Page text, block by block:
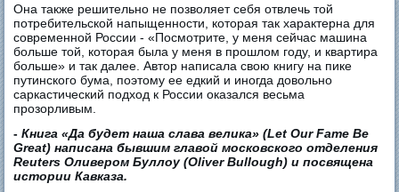
Она также решительно не позволяет себя отвлечь той
потребительской напыщенности, которая так характерна для
современной России - «Посмотрите, у меня сейчас машина
больше той, которая была у меня в прошлом году, и квартира
больше» и так далее. Автор написала свою книгу на пике
путинского бума, поэтому ее едкий и иногда довольно
саркастический подход к России оказался весьма
прозорливым.
-Книга «Да будет наша слава велика» (Let Our Fame Be
Great) написана бывшим главой московского отделения
Reuters Оливером Буллоу (Oliver Bullough) и посвящена
истории Кавказа.